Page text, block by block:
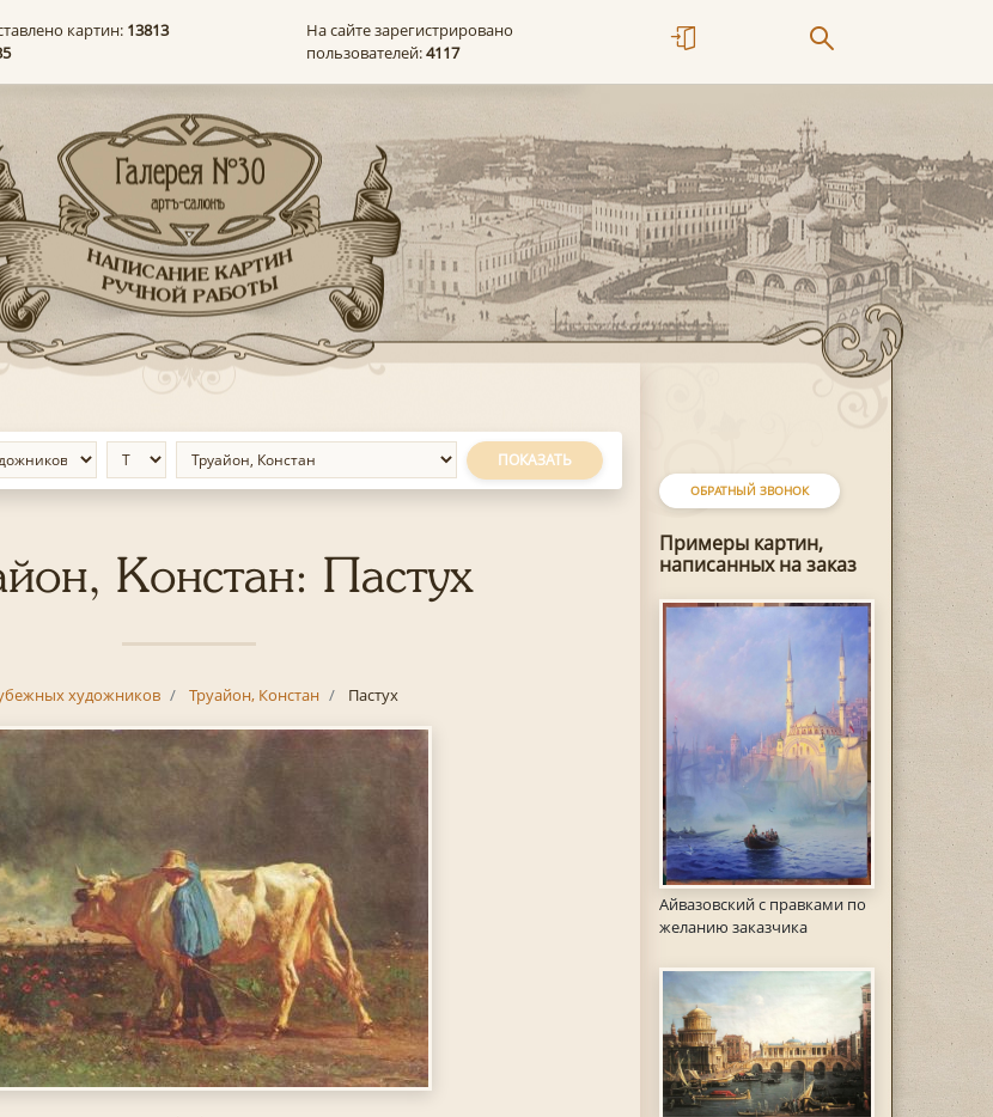
картин: 13813
На сайте зарегистрировано
пользователей:4117
ОБРАТНЫЙ ЗВОНОК
Примеры картин,
написанных на заказ
Айвазовский с правками по
желанию заказчика
ПОКАЗАТЬ
Констан: Пастух
художников Труайон, Констан Пастух